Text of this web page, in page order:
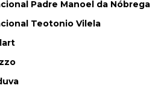
Padre Manoel da Nóbrega
Teotonio Vilela